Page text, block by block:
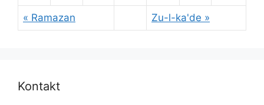
« Ramazan Zu-l-ka'de »
Kontakt